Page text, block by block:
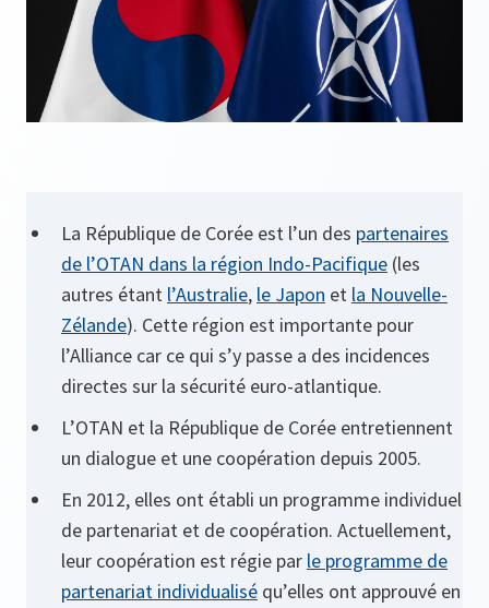
La République de Corée est l’un des partenaires
de l’OTAN dans la région Indo-Pacifique (les
autres étant l’Australie, le Japon et la Nouvelle-
Zélande). Cette région est importante pour
l’Alliance car ce qui s’y passe a des incidences
directes sur la sécurité euro-atlantique.
L’OTAN et la République de Corée entretiennent
un dialogue et une coopération depuis 2005.
En 2012, elles ont établi un programme individuel
de partenariat et de coopération. Actuellement,
leur coopération est régie par le programme de
partenariat individualisé qu’elles ont approuvé en